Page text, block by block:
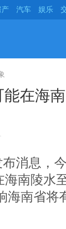
产 汽车 娱乐
在海
消息，
海南陵水
海南省将